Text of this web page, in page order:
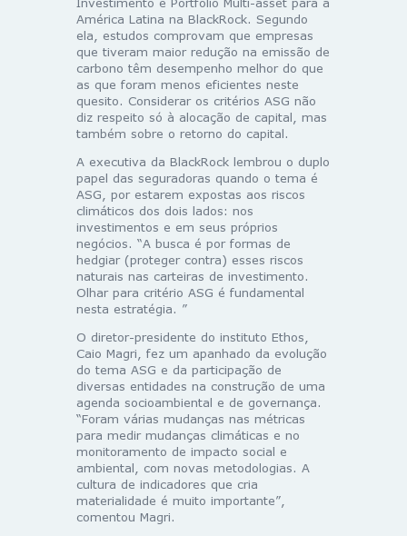
América Latina na BlackRock. Segundo
ela, estudos comprovam que empresas
que tiveram maior redução na emissão de
carbono têm desempenho melhor do que
as que foram menos eficientes neste
quesito. Considerar os critérios ASG não
diz respeito só à alocação de capital, mas
também sobre o retorno do capital.
A executiva da BlackRock lembrou o duplo
papel das seguradoras quando o tema é
ASG, por estarem expostas aos riscos
climáticos dos dois lados: nos
investimentos e em seus próprios
negócios. “A busca é por formas de
hedgiar (proteger contra) esses riscos
naturais nas carteiras de investimento.
Olhar para critério ASG é fundamental
nesta estratégia. ”
O diretor-presidente do instituto Ethos,
Caio Magri, fez um apanhado da evolução
do tema ASG e da participação de
diversas entidades na construção de uma
agenda socioambiental e de governança.
“Foram várias mudanças nas métricas
para medir mudanças climáticas e no
monitoramento de impacto social e
ambiental, com novas metodologias. A
cultura de indicadores que cria
materialidade é muito importante”,
comentou Magri.